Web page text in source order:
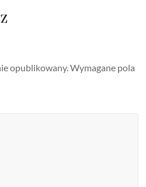
opublikowany.Wymagane pola